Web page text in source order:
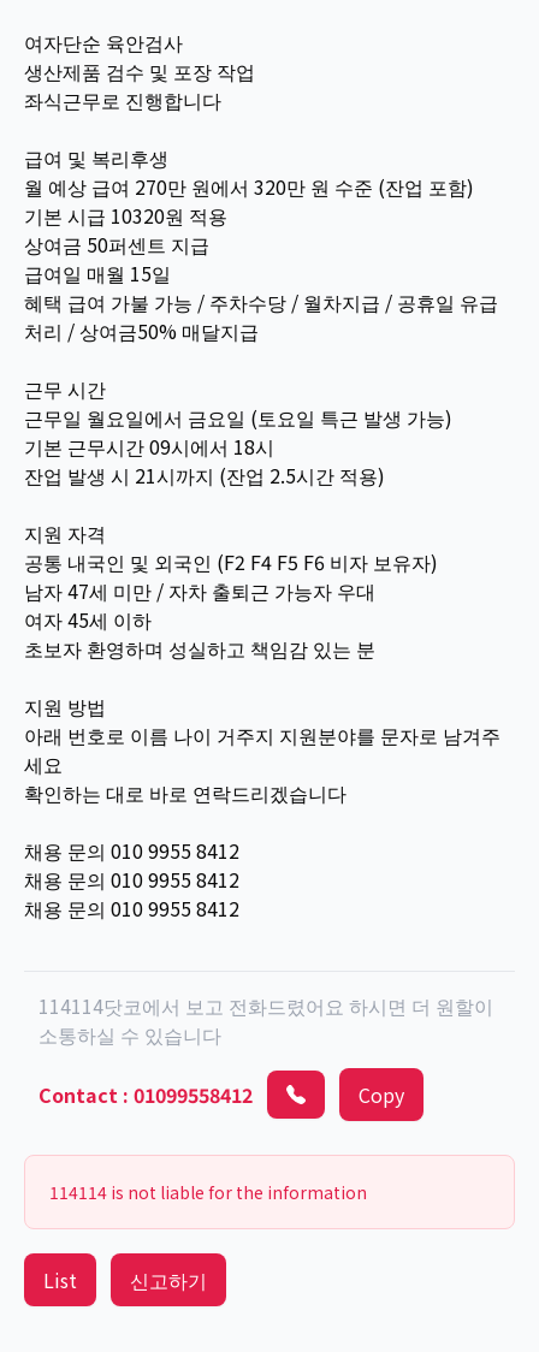
여자단순 육안검사
생산제품 검수 및 포장 작업
좌식근무로 진행합니다
급여 및 복리후생
월 예상 급여 270만 원에서 320만 원 수준 (잔업 포함)
기본 시급 10320원 적용
상여금 50퍼센트 지급
급여일 매월 15일
혜택 급여 가불 가능 / 주차수당 / 월차지급 / 공휴일 유급
처리 / 상여금50% 매달지급
근무 시간
근무일 월요일에서 금요일 (토요일 특근 발생 가능)
기본 근무시간 09시에서 18시
잔업 발생 시 21시까지 (잔업 2.5시간 적용)
지원 자격
공통 내국인 및 외국인 (F2 F4 F5 F6 비자 보유자)
남자 47세 미만 / 자차 출퇴근 가능자 우대
여자 45세 이하
초보자 환영하며 성실하고 책임감 있는 분
지원 방법
아래 번호로 이름 나이 거주지 지원분야를 문자로 남겨주
세요
확인하는 대로 바로 연락드리겠습니다
채용 문의 010 9955 8412
채용 문의 010 9955 8412
채용 문의 010 9955 8412
114114닷코에서 보고 전화드렸어요 하시면 더 원할이
소통하실 수 있습니다
Contact : 01099558412 Copy
114114 is not liable for the information
List 신고하기